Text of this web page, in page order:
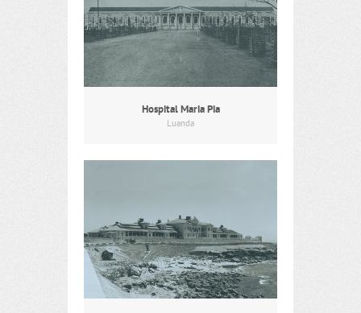
Hospital Maria Pia
Luanda